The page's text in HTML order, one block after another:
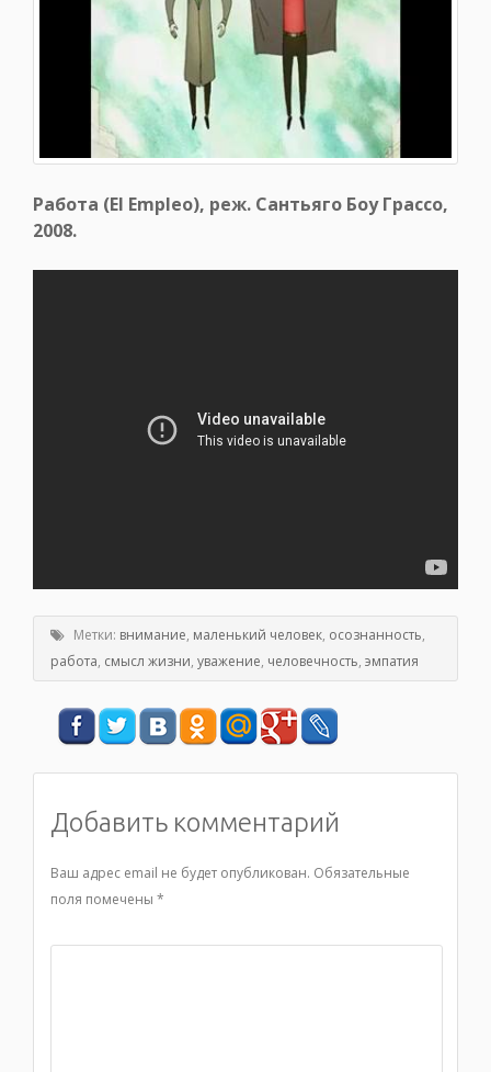
Работа (El Empleo), реж. Сантьяго Боу Грассо,
2008.
Метки: внимание, маленький человек, осознанность,
работа, смысл жизни, уважение, человечность, эмпатия
Добавить комментарий
Ваш адрес email не будет опубликован. Обязательные
поля помечены *